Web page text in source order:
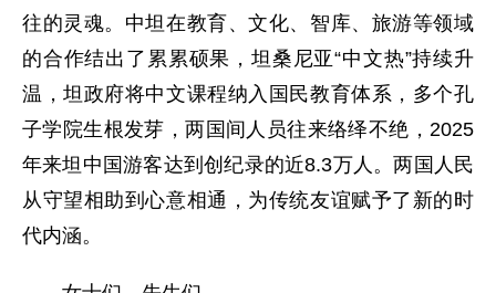
往的灵魂。中坦在教育、文化、智库、旅游等领域
的合作结出了累累硕果，坦桑尼亚“中文热”持续升
温，坦政府将中文课程纳入国民教育体系，多个孔
子学院生根发芽，两国间人员往来络绎不绝，2025
年来坦中国游客达到创纪录的近8.3万人。两国人民
从守望相助到心意相通，为传统友谊赋予了新的时
代内涵。